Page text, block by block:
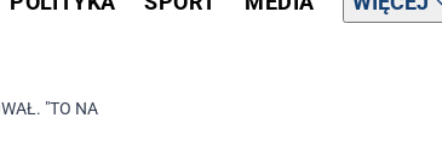
"TO NAJŁATWIEJSZY SAMOBÓJ" [WIDEO]